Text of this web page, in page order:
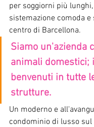
per soggiorni più
sistemazione comoda
centro di Barcellona.
Siamo un'azienda
animali domestici;
benvenuti in tutte
strutture.
Un moderno e
condominio di lusso sul